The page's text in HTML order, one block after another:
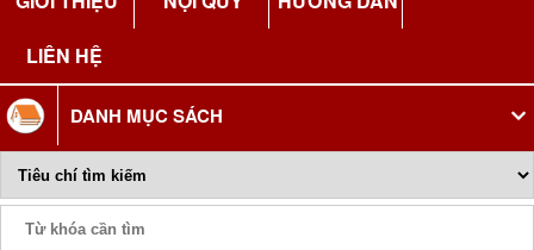
LIÊN HỆ
DANH MỤC SÁCH